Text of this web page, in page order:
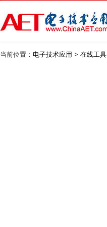
当前位置： 电子技术应用 > 在线工具